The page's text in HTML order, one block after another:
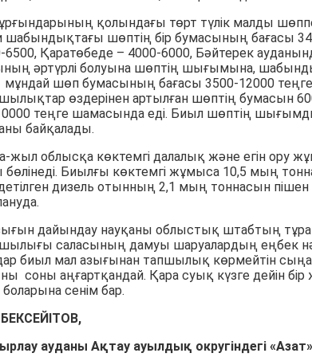
қолындағы төрт түлік малды
шабындықтағы шөптің бір бумасының бағасы
6500, Қаратөбеде – 4000-6000, Бәйтерек
әртүрлі болуына шөптің шығымына,
шөп бумасының бағасы 3500-12000 теңге
өздерінен артылған шөптің бумасын
теңге шамасында еді. Биыл шөптің
байқалады.
облысқа көктемгі далалық және егін ору
Биылғы көктемгі жұмыса 10,5 мың
дизель отынның 2,1 мың тоннасын
дайындау науқаны облыстық штабтың
саласының дамуы шаруалардың еңбек
биыл мал азығынан тапшылық көрмейтін
соны аңғартқандай. Қара суық күзге дейін
сенім бар.
БЕКСЕЙІТОВ,
ауданы Ақтау ауылдық округіндегі